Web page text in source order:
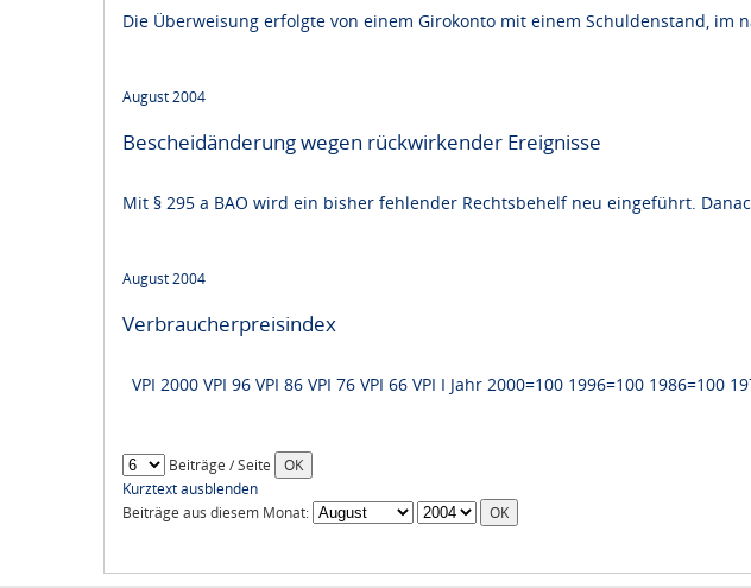
Die Überweisung erfolgte von einem Girokonto mit einem Schuldenstand, im
August 2004
Bescheidänderung wegen rückwirkender Ereignisse
Mit § 295 a BAO wird ein bisher fehlender Rechtsbehelf neu eingeführt.
August 2004
Verbraucherpreisindex
VPI 2000 VPI 96 VPI 86 VPI 76 VPI 66 VPI I Jahr 2000=100 1996=100 1986=100
Beiträge / Seite
Kurztext ausblenden
Beiträge aus diesem Monat: